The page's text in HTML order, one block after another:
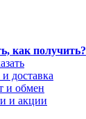
как получить?
доставка
и обмен
и акции